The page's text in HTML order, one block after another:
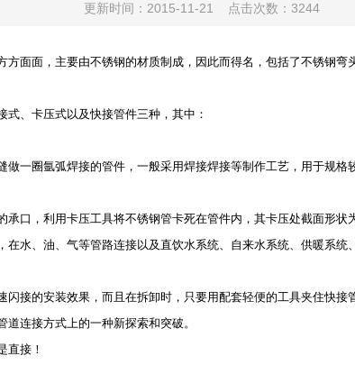
更新时间：2015-11-21 点击次数：3244
方面面，主要由不锈钢的材质制成，因此而得名，包括了不锈钢
、卡压式以及快接管件三种，其中：
圈氩弧焊接的管件，一般采用焊接焊接等制作工艺，用于规格
，利用卡压工具将不锈钢管卡死在管件内，其卡压处截面形状
水、油、气等管路连接以及直饮水系统、自来水系统、供暖系统
的安装效果，而且在拆卸时，只要用配套轻便的工具夹住快接
连接方式上的一种新探索和突破。
直接！